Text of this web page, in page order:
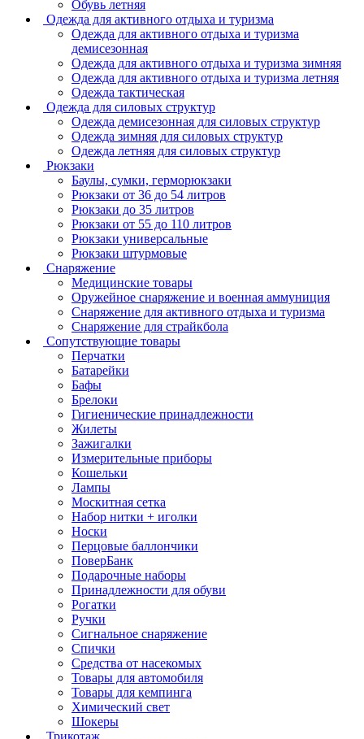
Обувь летняя
Одежда для активного отдыха и туризма
Одежда для активного отдыха и туризма
демисезонная
Одежда для активного отдыха и туризма зимняя
Одежда для активного отдыха и туризма летняя
Одежда тактическая
Одежда для силовых структур
Одежда демисезонная для силовых структур
Одежда зимняя для силовых структур
Одежда летняя для силовых структур
Рюкзаки
Баулы, сумки, герморюкзаки
Рюкзаки от 36 до 54 литров
Рюкзаки до 35 литров
Рюкзаки от 55 до 110 литров
Рюкзаки универсальные
Рюкзаки штурмовые
Снаряжение
Медицинские товары
Оружейное снаряжение и военная аммуниция
Снаряжение для активного отдыха и туризма
Снаряжение для страйкбола
Сопутствующие товары
Перчатки
Батарейки
Бафы
Брелоки
Гигиенические принадлежности
Жилеты
Зажигалки
Измерительные приборы
Кошельки
Лампы
Москитная сетка
Набор нитки + иголки
Носки
Перцовые баллончики
ПоверБанк
Подарочные наборы
Принадлежности для обуви
Рогатки
Ручки
Сигнальное снаряжение
Спички
Средства от насекомых
Товары для автомобиля
Товары для кемпинга
Химический свет
Шокеры